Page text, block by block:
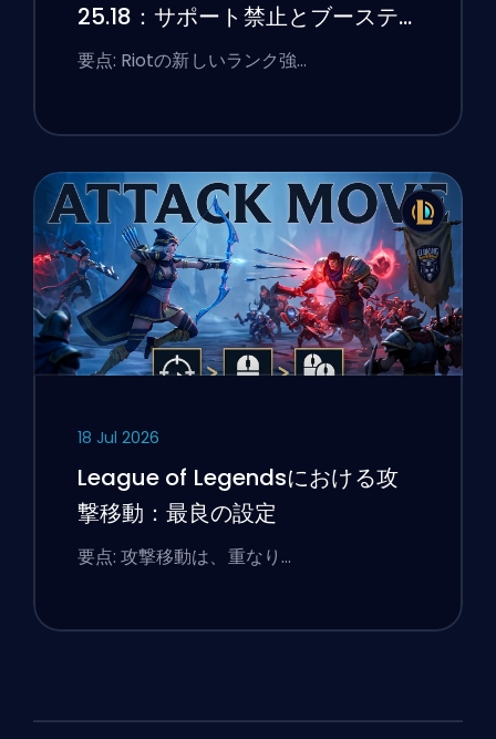
25.18：サポート禁止とブーステ
ィングのフラグ
要点: Riotの新しいランク強…
18 Jul 2026
League of Legendsにおける攻
撃移動：最良の設定
要点: 攻撃移動は、重なり…